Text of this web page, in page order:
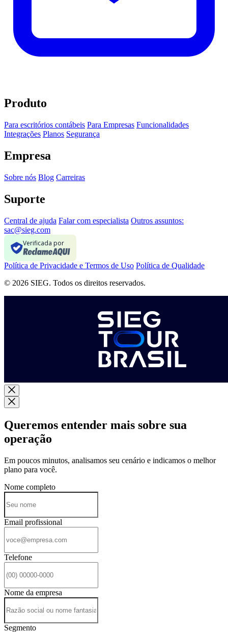
Produto
Para escritórios contábeis Para Empresas Funcionalidades
Integrações Planos Segurança
Empresa
Sobre nós Blog Carreiras
Suporte
Central de ajuda Falar com especialista Outros assuntos:
sac@sieg.com
Verificada por
Política de Privacidade e Termos de Uso Política de Qualidade
© 2026 SIEG. Todos os direitos reservados.
Queremos entender mais sobre sua
operação
Em poucos minutos, analisamos seu cenário e indicamos o melhor
plano para você.
Nome completo
Email profissional
Telefone
Nome da empresa
Segmento